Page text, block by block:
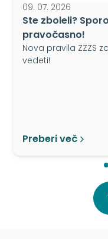
09. 07. 2026
Ste zboleli?
pravočasno!
Nova pravila ZZZS
vedeti!
Preberi več